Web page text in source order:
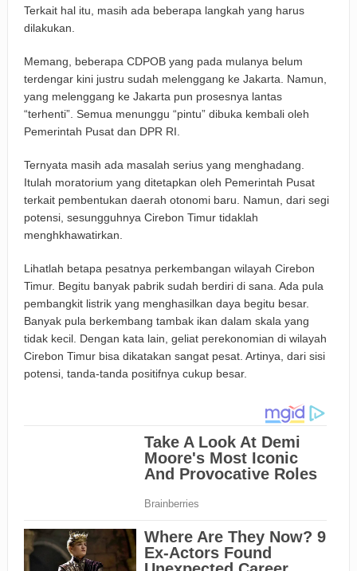
Terkait hal itu, masih ada beberapa langkah yang harus
dilakukan.
Memang, beberapa CDPOB yang pada mulanya belum
terdengar kini justru sudah melenggang ke Jakarta. Namun,
yang melenggang ke Jakarta pun prosesnya lantas
“terhenti”. Semua menunggu “pintu” dibuka kembali oleh
Pemerintah Pusat dan DPR RI.
Ternyata masih ada masalah serius yang menghadang.
Itulah moratorium yang ditetapkan oleh Pemerintah Pusat
terkait pembentukan daerah otonomi baru. Namun, dari segi
potensi, sesungguhnya Cirebon Timur tidaklah
menghkhawatirkan.
Lihatlah betapa pesatnya perkembangan wilayah Cirebon
Timur. Begitu banyak pabrik sudah berdiri di sana. Ada pula
pembangkit listrik yang menghasilkan daya begitu besar.
Banyak pula berkembang tambak ikan dalam skala yang
tidak kecil. Dengan kata lain, geliat perekonomian di wilayah
Cirebon Timur bisa dikatakan sangat pesat. Artinya, dari sisi
potensi, tanda-tanda positifnya cukup besar.